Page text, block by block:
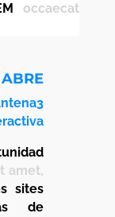
occaecat
amet,
sites
de